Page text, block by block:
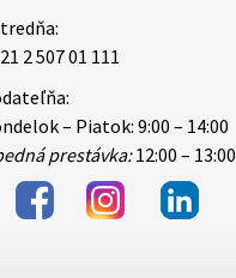
2 507 01 111
– Piatok: 9:00 – 14:00
prestávka:12:00 – 13:00